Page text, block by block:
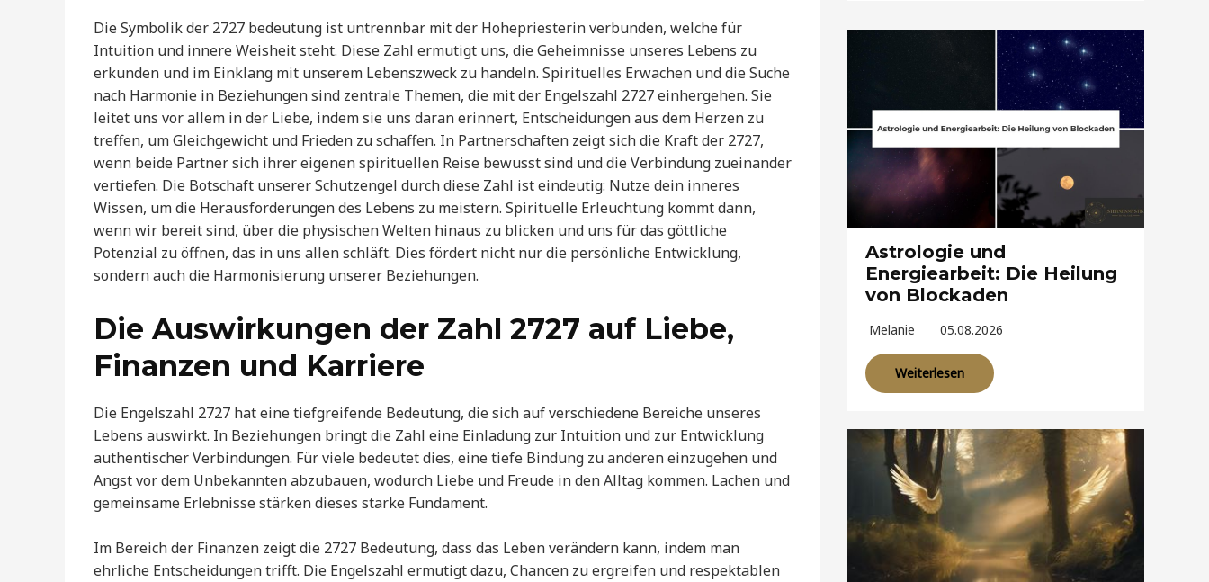
Die Symbolik der 2727 bedeutung ist untrennbar mit der Hohepriesterin verbunden, welche für
Intuition und innere Weisheit steht. Diese Zahl ermutigt uns, die Geheimnisse unseres Lebens zu
erkunden und im Einklang mit unserem Lebenszweck zu handeln. Spirituelles Erwachen und die Suche
nach Harmonie in Beziehungen sind zentrale Themen, die mit der Engelszahl 2727 einhergehen. Sie
leitet uns vor allem in der Liebe, indem sie uns daran erinnert, Entscheidungen aus dem Herzen zu
treffen, um Gleichgewicht und Frieden zu schaffen. In Partnerschaften zeigt sich die Kraft der 2727,
wenn beide Partner sich ihrer eigenen spirituellen Reise bewusst sind und die Verbindung zueinander
vertiefen. Die Botschaft unserer Schutzengel durch diese Zahl ist eindeutig: Nutze dein inneres
Wissen, um die Herausforderungen des Lebens zu meistern. Spirituelle Erleuchtung kommt dann,
wenn wir bereit sind, über die physischen Welten hinaus zu blicken und uns für das göttliche
Potenzial zu öffnen, das in uns allen schläft. Dies fördert nicht nur die persönliche Entwicklung,
sondern auch die Harmonisierung unserer Beziehungen.
Die Auswirkungen der Zahl 2727 auf Liebe,
Finanzen und Karriere
Die Engelszahl 2727 hat eine tiefgreifende Bedeutung, die sich auf verschiedene Bereiche unseres
Lebens auswirkt. In Beziehungen bringt die Zahl eine Einladung zur Intuition und zur Entwicklung
authentischer Verbindungen. Für viele bedeutet dies, eine tiefe Bindung zu anderen einzugehen und
Angst vor dem Unbekannten abzubauen, wodurch Liebe und Freude in den Alltag kommen. Lachen und
gemeinsame Erlebnisse stärken dieses starke Fundament.
Im Bereich der Finanzen zeigt die 2727 Bedeutung, dass das Leben verändern kann, indem man
ehrliche Entscheidungen trifft. Die Engelszahl ermutigt dazu, Chancen zu ergreifen und respektablen
Astrologie und
Energiearbeit: Die Heilung
von Blockaden
Melanie 05.08.2026
Weiterlesen